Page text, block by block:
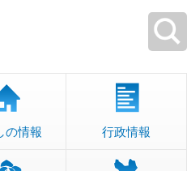
の情報 行政情報